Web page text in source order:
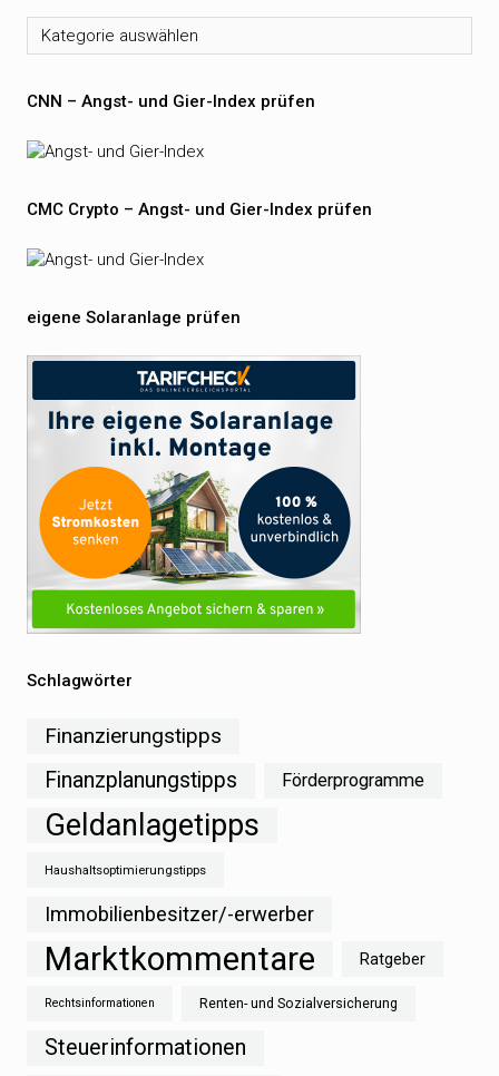
Kategorien
CNN – Angst- und Gier-Index prüfen
CMC Crypto – Angst- und Gier-Index prüfen
eigene Solaranlage prüfen
Schlagwörter
Finanzierungstipps
Finanzplanungstipps
Förderprogramme
Geldanlagetipps
Haushaltsoptimierungstipps
Immobilienbesitzer/-erwerber
Marktkommentare Ratgeber
Rechtsinformationen Renten- und Sozialversicherung
Steuerinformationen